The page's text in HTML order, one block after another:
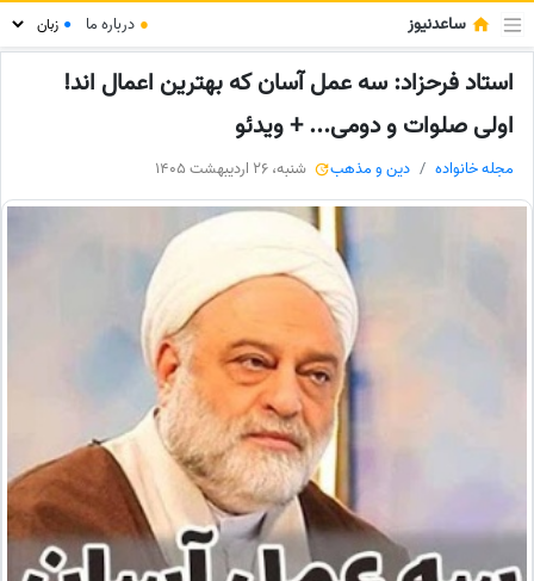
ساعدنیوز ● درباره ما ●
استاد فرحزاد: سه عمل آسان که بهترین اعمال اند!
اولی صلوات و دومی... + ویدئو
مجله خانواده دین و مذهب شنبه، 26 اردیبهشت 1405